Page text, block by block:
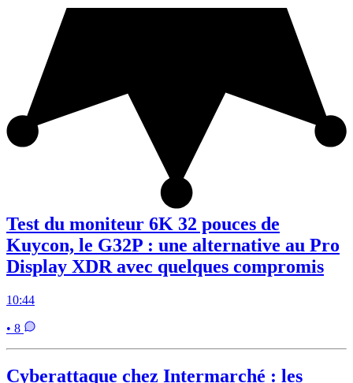
Test du moniteur 6K 32 pouces de
Kuycon, le G32P : une alternative au Pro
Display XDR avec quelques compromis
10:44
• 8
Cyberattaque chez Intermarché : les